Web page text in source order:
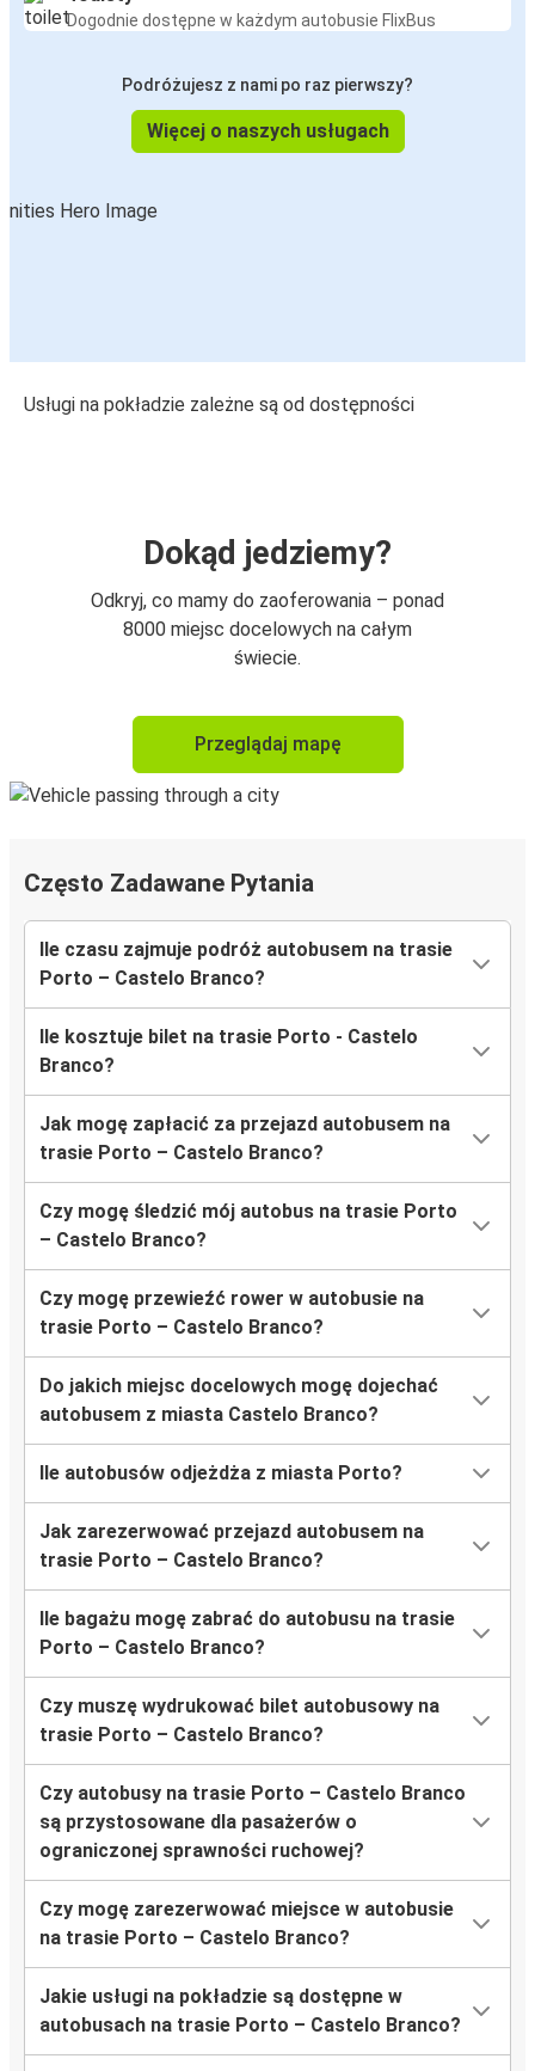
Dogodnie dostępne w każdym autobusie FlixBus
Podróżujesz z nami po raz pierwszy?
Więcej o naszych usługach
Usługi na pokładzie zależne są od dostępności
Dokąd jedziemy?
Odkryj, co mamy do zaoferowania – ponad
8000 miejsc docelowych na całym
świecie.
Przeglądaj mapę
Często Zadawane Pytania
Ile czasu zajmuje podróż autobusem na trasie
Porto – Castelo Branco?
Ile kosztuje bilet na trasie Porto - Castelo
Branco?
Jak mogę zapłacić za przejazd autobusem na
trasie Porto – Castelo Branco?
Czy mogę śledzić mój autobus na trasie Porto
– Castelo Branco?
Czy mogę przewieźć rower w autobusie na
trasie Porto – Castelo Branco?
Do jakich miejsc docelowych mogę dojechać
autobusem z miasta Castelo Branco?
Ile autobusów odjeżdża z miasta Porto?
Jak zarezerwować przejazd autobusem na
trasie Porto – Castelo Branco?
Ile bagażu mogę zabrać do autobusu na trasie
Porto – Castelo Branco?
Czy muszę wydrukować bilet autobusowy na
trasie Porto – Castelo Branco?
Czy autobusy na trasie Porto – Castelo Branco
są przystosowane dla pasażerów o
ograniczonej sprawności ruchowej?
Czy mogę zarezerwować miejsce w autobusie
na trasie Porto – Castelo Branco?
Jakie usługi na pokładzie są dostępne w
autobusach na trasie Porto – Castelo Branco?